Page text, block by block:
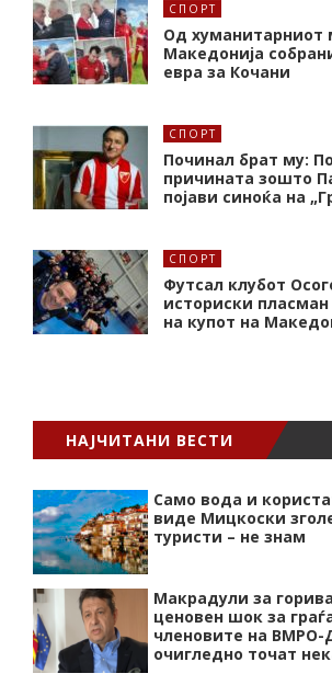
СПОРТ
Од хуманитарниот
Македонија
евра за Кочани
СПОРТ
Починал брат му:
причината зошто
појави синоќа на
СПОРТ
Футсал клубот
историски
на купот на
НАЈЧИТАНИ ВЕСТИ
Само вода и
виде Мицкоски
туристи – не знам
Макрадули за
ценовен шок за
членовите на
очигледно точат